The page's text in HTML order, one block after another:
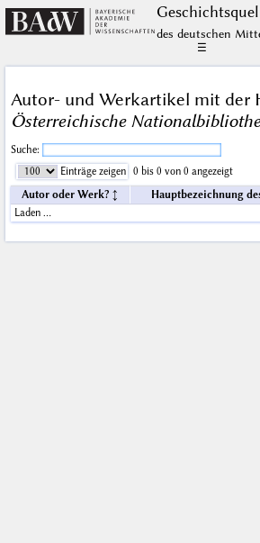
des deutschen
☰
Autor- und Werkartikel mit der
Österreichische
Suche:
Einträge zeigen
0 bis 0 von 0 angezeigt
Autor oder Werk?
Hauptbezeichnung
Laden …